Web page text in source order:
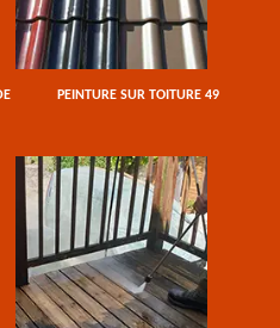
PEINTURE SUR TOITURE 49